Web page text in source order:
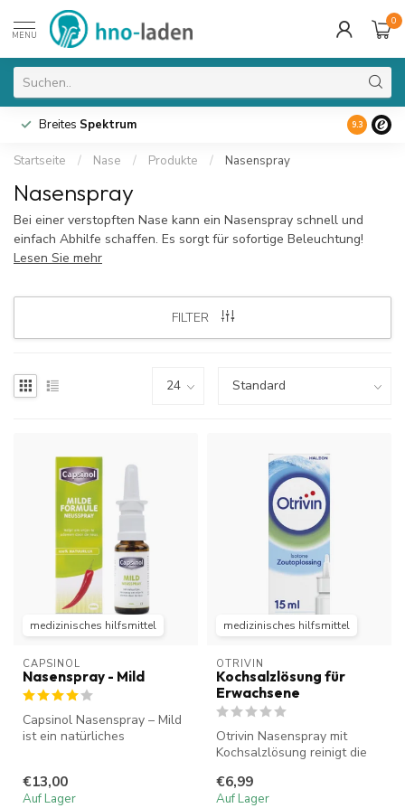
MENU
0
Breites Spektrum 9.3
Startseite / Nase / Produkte / Nasenspray
Nasenspray
Bei einer verstopften Nase kann ein Nasenspray schnell und
einfach Abhilfe schaffen. Es sorgt für sofortige Beleuchtung!
Lesen Sie mehr
FILTER
medizinisches hilfsmittel
CAPSINOL
Nasenspray - Mild
Capsinol Nasenspray – Mild
ist ein natürliches
€13,00
Auf Lager
medizinisches hilfsmittel
OTRIVIN
Kochsalzlösung für
Erwachsene
Otrivin Nasenspray mit
Kochsalzlösung reinigt die
ode...
€6,99
Auf Lager